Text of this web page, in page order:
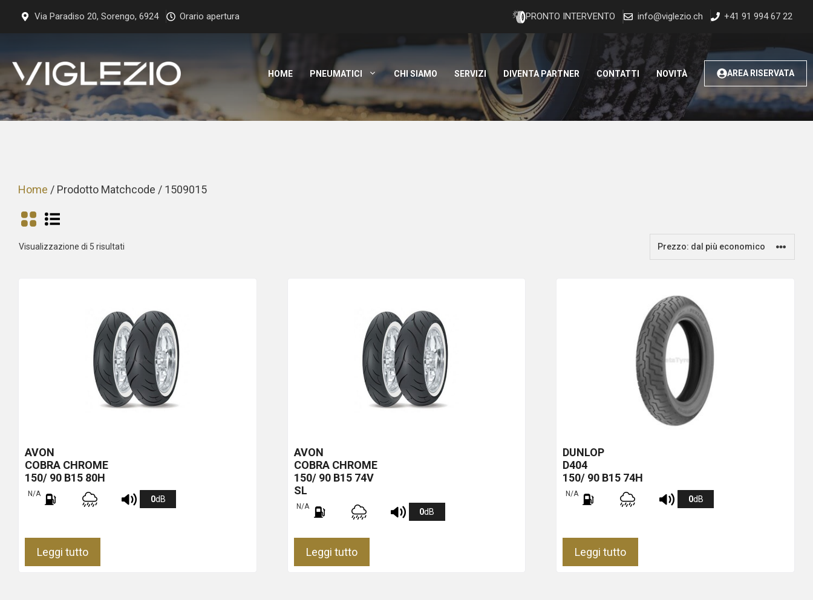
Via Paradiso 20, Sorengo, 6924 Orario apertura PRONTO INTERVENTO info@viglezio.ch +41 91 994 67 22
HOME PNEUMATICI CHI SIAMO SERVIZI DIVENTA PARTNER CONTATTI NOVITÀ AREA RISERVATA
Home / Prodotto Matchcode / 1509015
Visualizzazione di 5 risultati
AVON
COBRA CHROME
150/ 90 B15 80H
N/A
0dB
Leggi tutto
AVON
COBRA CHROME
150/ 90 B15 74V
SL
N/A
0dB
Leggi tutto
DUNLOP
D404
150/ 90 B15 74H
N/A
0dB
Leggi tutto